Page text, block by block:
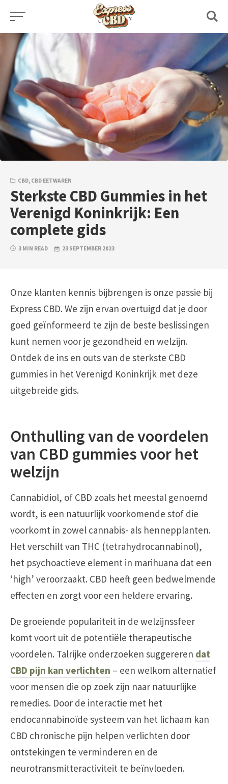
Skip
content
CBD, CBD EETWAREN
Sterkste CBD Gummies in het
Verenigd Koninkrijk: Een
complete gids
3 MIN READ 23 SEPTEMBER 2023
Onze klanten kennis bijbrengen is onze passie bij
Express CBD. We zijn ervan overtuigd dat je door
goed geïnformeerd te zijn de beste beslissingen
kunt nemen voor je gezondheid en welzijn.
Ontdek de ins en outs van de sterkste CBD
gummies in het Verenigd Koninkrijk met deze
uitgebreide gids.
Onthulling van de voordelen
van CBD gummies voor het
welzijn
Cannabidiol, of CBD zoals het meestal genoemd
wordt, is een natuurlijk voorkomende stof die
voorkomt in zowel cannabis- als hennepplanten.
Het verschilt van THC (tetrahydrocannabinol),
het psychoactieve element in marihuana dat een
‘high’ veroorzaakt. CBD heeft geen bedwelmende
effecten en zorgt voor een heldere ervaring.
De groeiende populariteit in de welzijnssfeer
komt voort uit de potentiële therapeutische
voordelen. Talrijke onderzoeken suggereren dat
CBD pijn kan verlichten – een welkom alternatief
voor mensen die op zoek zijn naar natuurlijke
remedies. Door de interactie met het
endocannabinoïde systeem van het lichaam kan
CBD chronische pijn helpen verlichten door
ontstekingen te verminderen en de
neurotransmitteractiviteit te beïnvloeden.